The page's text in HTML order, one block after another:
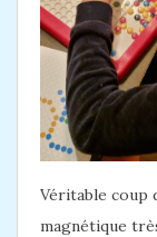
Véritable coup
magnétique